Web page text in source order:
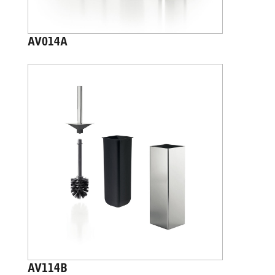
AV014A
AV114B